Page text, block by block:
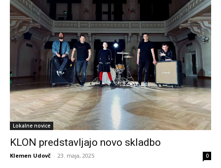
Lokalne novice
KLON predstavljajo novo skladbo
Klemen Udovč - 23. maja, 2025 0